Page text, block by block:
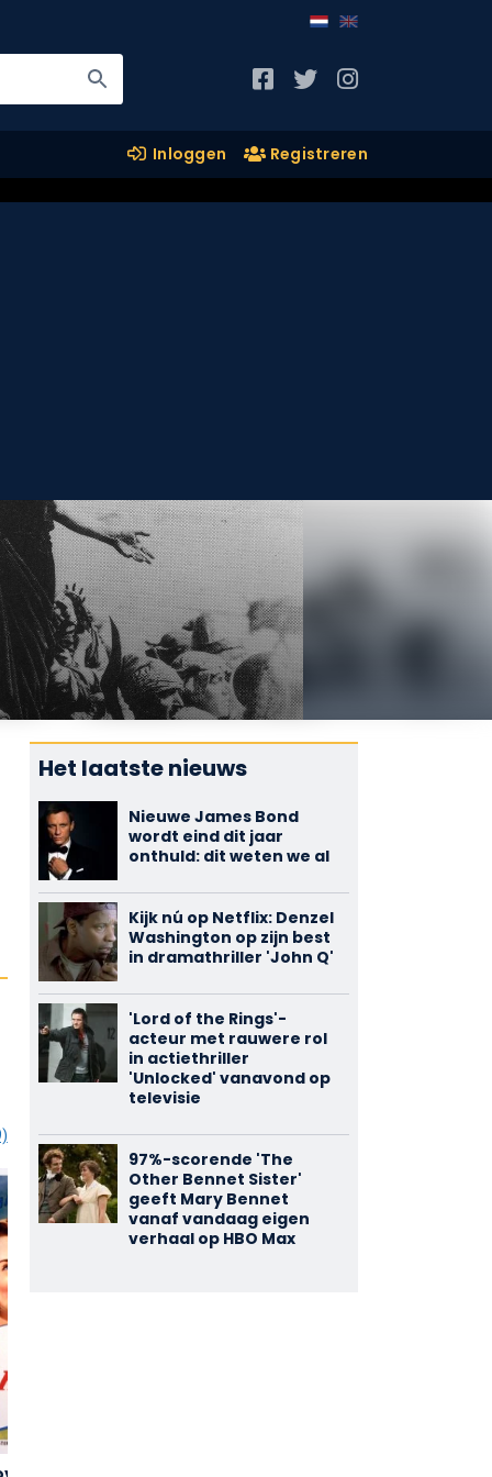
Inloggen Registreren
Het laatste nieuws
Nieuwe James Bond
wordt eind dit jaar
onthuld: dit weten we al
Kijk nú op Netflix: Denzel
Washington op zijn best
in dramathriller 'John Q'
'Lord of the Rings'-
acteur met rauwere rol
in actiethriller
'Unlocked' vanavond op
televisie
97%-scorende 'The
Other Bennet Sister'
geeft Mary Bennet
vanaf vandaag eigen
verhaal op HBO Max